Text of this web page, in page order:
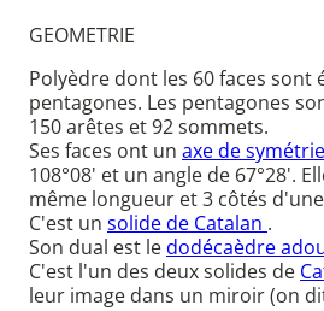
GEOMETRIE
Polyèdre dont les 60 faces sont
pentagones. Les pentagones
150 arêtes et 92 sommets.
Ses faces ont un axe de symétrie
108°08' et un angle de 67°28'.
même longueur et 3 côtés
C'est un solide de Catalan .
Son dual est ledodécaèdre
C'est l'un des deux solides de
leur image dans un miroir (on